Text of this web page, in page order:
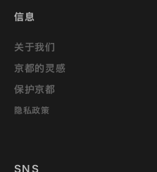
信息
关于我们
京都的灵感
保护京都
隐私政策
SNS